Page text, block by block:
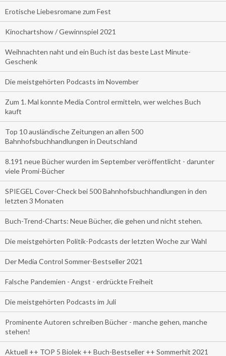
Erotische Liebesromane zum Fest
Kinochartshow / Gewinnspiel 2021
Weihnachten naht und ein Buch ist das beste Last Minute-
Geschenk
Die meistgehörten Podcasts im November
Zum 1. Mal konnte Media Control ermitteln, wer welches Buch
kauft
Top 10 ausländische Zeitungen an allen 500
Bahnhofsbuchhandlungen in Deutschland
8.191 neue Bücher wurden im September veröffentlicht - darunter
viele Promi-Bücher
SPIEGEL Cover-Check bei 500 Bahnhofsbuchhandlungen in den
letzten 3 Monaten
Buch-Trend-Charts: Neue Bücher, die gehen und nicht stehen.
Die meistgehörten Politik-Podcasts der letzten Woche zur Wahl
Der Media Control Sommer-Bestseller 2021
Falsche Pandemien - Angst - erdrückte Freiheit
Die meistgehörten Podcasts im Juli
Prominente Autoren schreiben Bücher - manche gehen, manche
stehen!
Aktuell ++ TOP 5 Biolek ++ Buch-Bestseller ++ Sommerhit 2021